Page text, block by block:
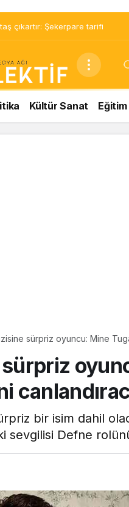
çıkartır: Şekerpare tarifi
Kültür Sanat Eğitim
sürpriz oyuncu: Mine
sürpriz
bir isim dahil
sevgilisi Defne